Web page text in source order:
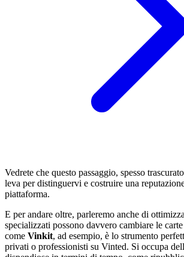
Vedrete che questo passaggio, spesso
leva per distinguervi e costruire una
piattaforma.
E per andare oltre, parleremo anche di
specializzati possono davvero cambiare le
come Vinkit, ad esempio, è lo strumento
privati o professionisti su Vinted. Si occupa